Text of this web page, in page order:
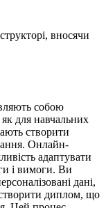
вносячи
собою
для навчальних
створити
Онлайн-
адаптувати
і вимоги. Ви
дані,
диплом, що